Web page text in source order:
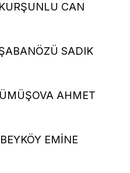
CAN
SADIK
AHMET
EMİNE